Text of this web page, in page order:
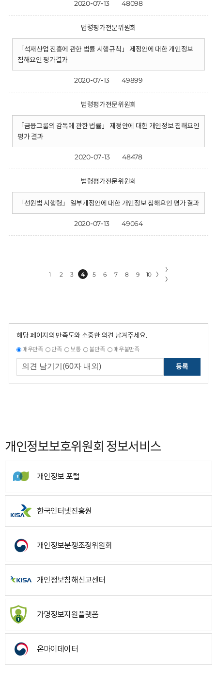
2020-07-13 48098
법령평가전문위원회
「석재산업 진흥에 관한 법률 시행규칙」 제정안에 대한 개인정보
침해요인 평가결과
2020-07-13 49899
법령평가전문위원회
「금융그룹의 감독에 관한 법률」 제정안에 대한 개인정보 침해요인
평가 결과
2020-07-13 48478
법령평가전문위원회
「선원법 시행령」 일부개정안에 대한 개인정보 침해요인 평가 결과
2020-07-13 49064
1 2 3 4 5 6 7 8 9 10 〉
〉
〉
해당 페이지의 만족도와 소중한 의견 남겨주세요.
매우만족 만족 보통 불만족 매우불만족
등록
개인정보보호위원회 정보서비스
개인정보 포털
한국인터넷진흥원
개인정보분쟁조정위원회
개인정보침해신고센터
가명정보지원플랫폼
온마이데이터